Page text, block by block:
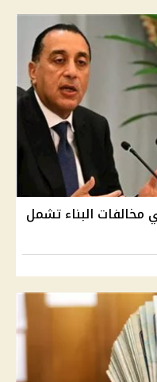
مخالفات البناء تشمل